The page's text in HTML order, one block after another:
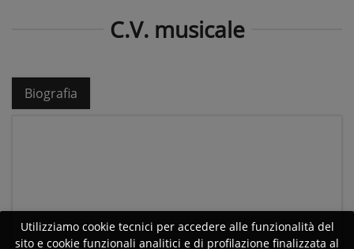
C.V. musicale
Biografia
Utilizziamo cookie tecnici per accedere alle funzionalità del
sito e cookie funzionali analitici e di profilazione finalizzata al